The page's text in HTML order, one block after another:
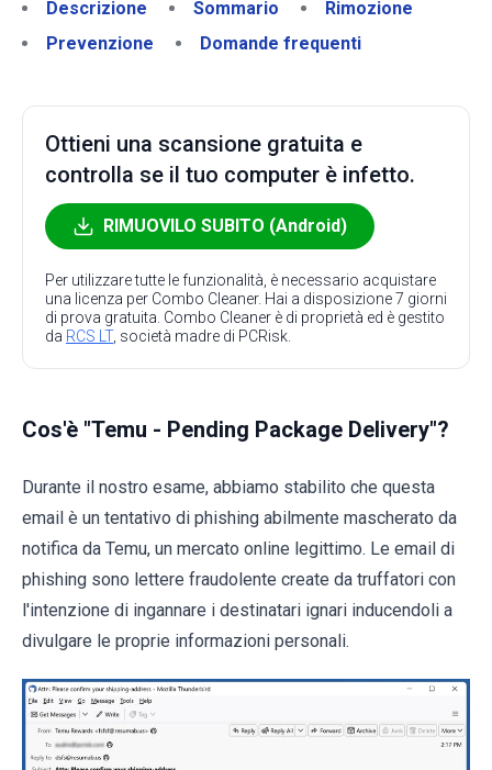
Descrizione
Sommario
Rimozione
Prevenzione
Domande frequenti
Ottieni una scansione gratuita e
controlla se il tuo computer è infetto.
RIMUOVILO SUBITO (Android)
Per utilizzare tutte le funzionalità, è necessario acquistare
una licenza per Combo Cleaner. Hai a disposizione 7 giorni
di prova gratuita. Combo Cleaner è di proprietà ed è gestito
da RCS LT, società madre di PCRisk.
Cos'è "Temu - Pending Package Delivery"?
Durante il nostro esame, abbiamo stabilito che questa
email è un tentativo di phishing abilmente mascherato da
notifica da Temu, un mercato online legittimo. Le email di
phishing sono lettere fraudolente create da truffatori con
l'intenzione di ingannare i destinatari ignari inducendoli a
divulgare le proprie informazioni personali.